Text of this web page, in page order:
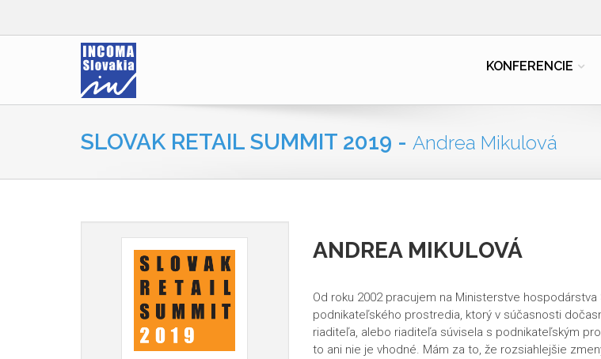
KONFERENCIE
SLOVAK RETAIL SUMMIT 2019 - Andrea Mikulová
ANDREA MIKULOVÁ
Od roku 2002 pracujem na Ministerstve
podnikateľského prostredia, ktorý v súčasnosti
riaditeľa, alebo riaditeľa súvisela s podnikateľským
to ani nie je vhodné. Mám za to, že rozsiahlejšie